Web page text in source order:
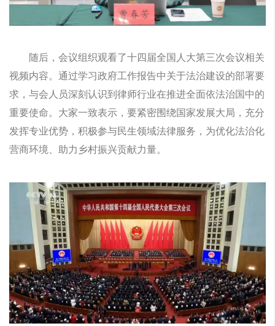
随后，会议组织观看了十四届全国人大第三次会议相关
视频内容。通过学习政府工作报告中关于法治建设的部署要
求，与会人员深刻认识到律师行业在推进全面依法治国中的
重要使命。大家一致表示，要紧密围绕国家发展大局，充分
发挥专业优势，积极参与民生领域法律服务，为优化法治化
营商环境、助力乡村振兴贡献力量。